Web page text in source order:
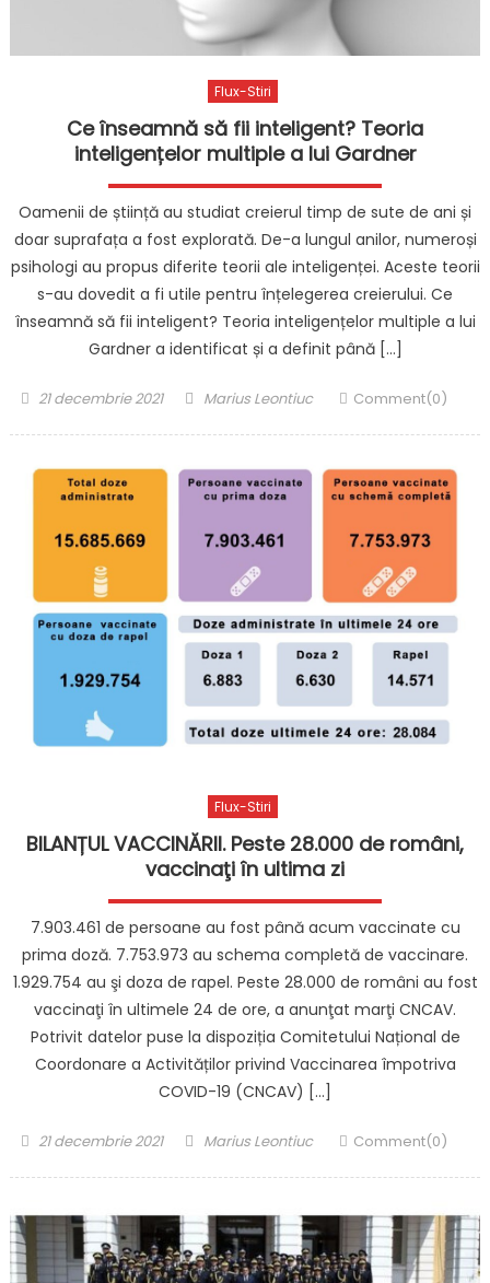
Flux-Stiri
Ce înseamnă să fii inteligent? Teoria
inteligențelor multiple a lui Gardner
Oamenii de știință au studiat creierul timp de sute de ani și
doar suprafața a fost explorată. De-a lungul anilor, numeroși
psihologi au propus diferite teorii ale inteligenței. Aceste teorii
s-au dovedit a fi utile pentru înțelegerea creierului. Ce
înseamnă să fii inteligent? Teoria inteligențelor multiple a lui
Gardner a identificat și a definit până […]
Posted
21 decembrie 2021 Author
Marius Leontiuc Comment(0)
Flux-Stiri
BILANȚUL VACCINĂRII. Peste 28.000 de români,
vaccinaţi în ultima zi
7.903.461 de persoane au fost până acum vaccinate cu
prima doză. 7.753.973 au schema completă de vaccinare.
1.929.754 au şi doza de rapel. Peste 28.000 de români au fost
vaccinaţi în ultimele 24 de ore, a anunţat marţi CNCAV.
Potrivit datelor puse la dispoziția Comitetului Național de
Coordonare a Activităților privind Vaccinarea împotriva
COVID-19 (CNCAV) […]
Posted
21 decembrie 2021 Author
Marius Leontiuc Comment(0)